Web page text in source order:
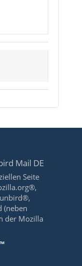
Mail DE
Seite
(neben
der Mozilla